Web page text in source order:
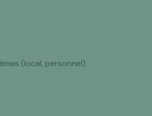
(local, personnel).